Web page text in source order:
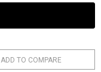
ADD TO COMPARE